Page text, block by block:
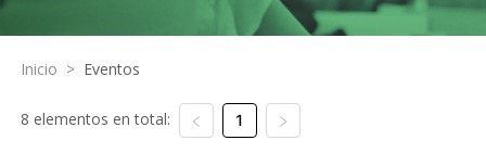
Inicio > Eventos
8 elementos en total: 1